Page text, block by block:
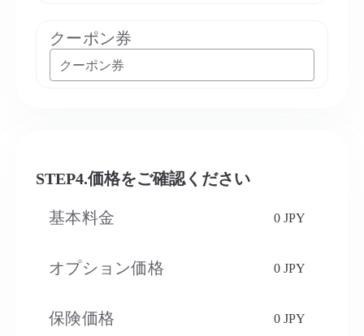
クーポン券
クーポン券
STEP4.価格をご確認ください
基本料金 0 JPY
オプション価格 0 JPY
保険価格 0 JPY